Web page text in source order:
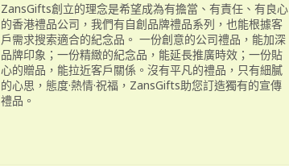
ZansGifts創立的理念是希望成為有擔當、有責任、有良心
的香港禮品公司，我們有自創品牌禮品系列，也能根據客
戶需求搜索適合的紀念品。 一份創意的公司禮品，能加深
品牌印象；一份精緻的紀念品，能延長推廣時效；一份貼
心的贈品，能拉近客戶關係。沒有平凡的禮品，只有細膩
的心思，態度·熱情·祝福，ZansGifts助您訂造獨有的宣傳
禮品。